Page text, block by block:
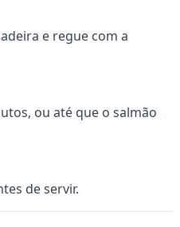
e regue com a
ou até que o salmão
de servir.